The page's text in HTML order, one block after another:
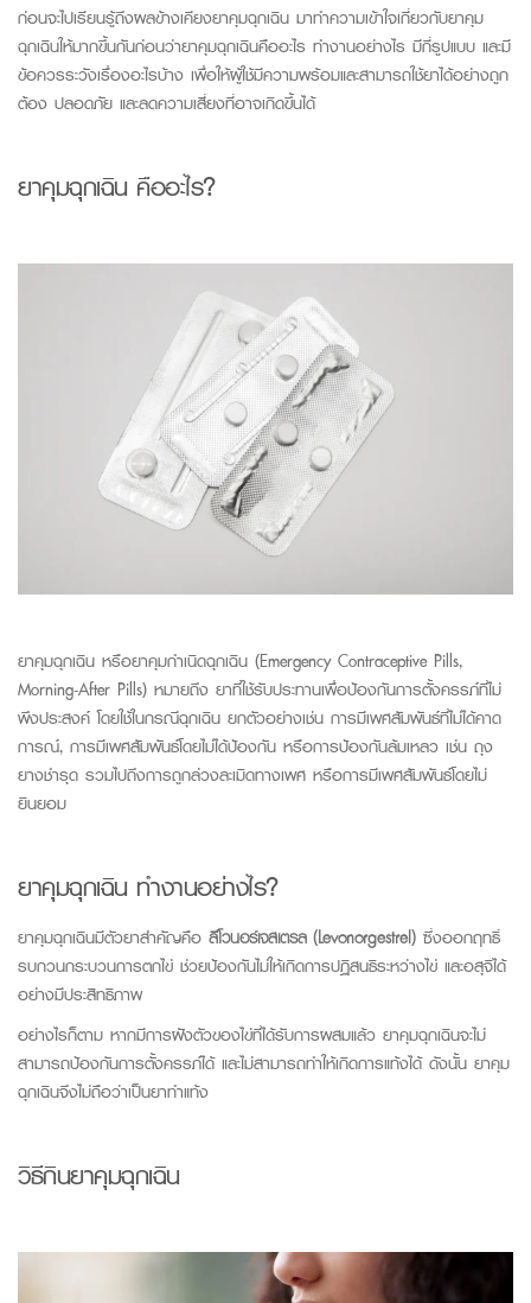
ก่อนจะไปเรียนรู้ถึงผลข้างเคียงยาคุมฉุกเฉิน มาทำความเข้าใจเกี่ยวกับยาคุม
ฉุกเฉินให้มากขึ้นกันก่อนว่ายาคุมฉุกเฉินคืออะไร ทำงานอย่างไร มีกี่รูปแบบ และมี
ข้อควรระวังเรื่องอะไรบ้าง เพื่อให้ผู้ใช้มีความพร้อมและสามารถใช้ยาได้อย่างถูก
ต้อง ปลอดภัย และลดความเสี่ยงที่อาจเกิดขึ้นได้
ยาคุมฉุกเฉิน คืออะไร?
ยาคุมฉุกเฉิน หรือยาคุมกำเนิดฉุกเฉิน (Emergency Contraceptive Pills,
Morning-After Pills) หมายถึง ยาที่ใช้รับประทานเพื่อป้องกันการตั้งครรภ์ที่ไม่
พึงประสงค์โดยใช้ในกรณีฉุกเฉิน ยกตัวอย่างเช่น การมีเพศสัมพันธ์ที่ไม่ได้คาด
การณ์, การมีเพศสัมพันธ์โดยไม่ได้ป้องกัน หรือการป้องกันล้มเหลว เช่น ถุง
ยางชำรุด รวมไปถึงการถูกล่วงละเมิดทางเพศ หรือการมีเพศสัมพันธ์โดยไม่
ยินยอม
ยาคุมฉุกเฉิน ทำงานอย่างไร?
ยาคุมฉุกเฉินมีตัวยาสำคัญคือ ลีโวนอร์เจสเตรล (Levonorgestrel) ซึ่งออกฤทธิ์
รบกวนกระบวนการตกไข่ ช่วยป้องกันไม่ให้เกิดการปฏิสนธิระหว่างไข่ และอสุจิได้
อย่างมีประสิทธิภาพ
อย่างไรก็ตาม หากมีการฝังตัวของไข่ที่ได้รับการผสมแล้ว ยาคุมฉุกเฉินจะไม่
สามารถป้องกันการตั้งครรภ์ได้ และไม่สามารถทำให้เกิดการแท้งได้ ดังนั้น ยาคุม
ฉุกเฉินจึงไม่ถือว่าเป็นยาทำแท้ง
วิธีกินยาคุมฉุกเฉิน